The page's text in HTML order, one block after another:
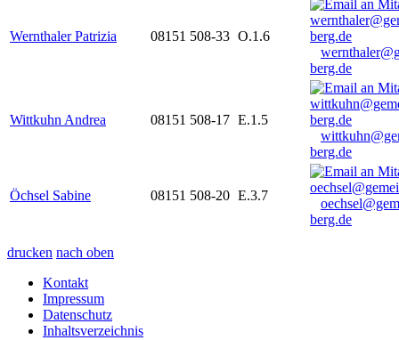
Wernthaler Patrizia 08151 508-33 O.1.6
berg.de
Wittkuhn Andrea 08151 508-17 E.1.5
berg.de
Öchsel Sabine 08151 508-20 E.3.7
berg.de
drucken nach oben
Kontakt
Impressum
Datenschutz
Inhaltsverzeichnis